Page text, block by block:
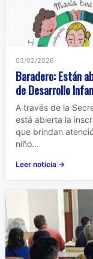
03/02/2026
Baradero: Están
de Desarrollo
A través de la
está abierta la
que brindan
niño...
Leer noticia →